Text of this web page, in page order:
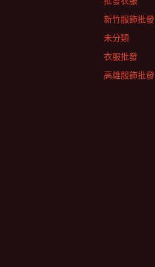
新竹服飾批發
未分類
衣服批發
高雄服飾批發